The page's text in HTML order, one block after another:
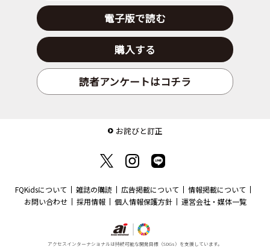
電子版で読む
購入する
読者アンケートはコチラ
お詫びと訂正
FQKidsについて 雑誌の購読 広告掲載について
情報掲載について
お問い合わせ
採用情報 個人情報保護方針 運営会社・媒体一覧
アクセスインターナショナルは持続可能な開発目標（SDGs）を支援しています。